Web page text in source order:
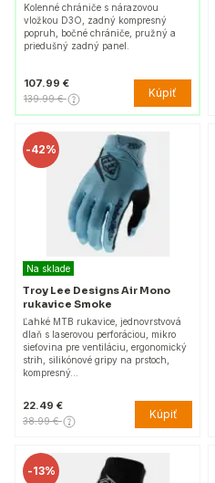
Kolenné chrániče s nárazovou
vložkou D3O, zadný kompresný
popruh, bočné chrániče, pružný a
priedušný zadný panel.
107.99 €
139.99 € Kúpiť
-42%
Na sklade
Troy Lee Designs Air Mono
rukavice Smoke
Ľahké MTB rukavice, jednovrstvová
dlaň s laserovou perforáciou, mikro
sieťovina pre ventiláciu, ergonomický
strih, silikónové gripy na prstoch,
kompresný…
22.49 €
38.99 € Kúpiť
-13%